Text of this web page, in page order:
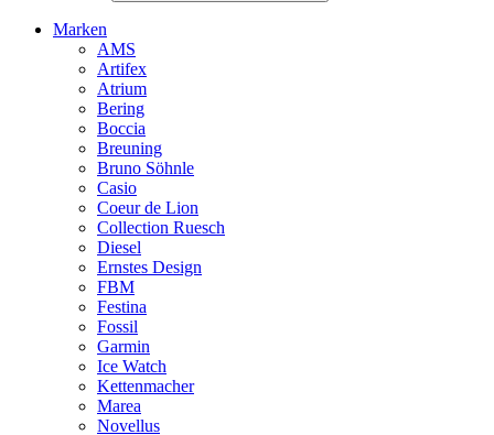
Marken
AMS
Artifex
Atrium
Bering
Boccia
Breuning
Bruno Söhnle
Casio
Coeur de Lion
Collection Ruesch
Diesel
Ernstes Design
FBM
Festina
Fossil
Garmin
Ice Watch
Kettenmacher
Marea
Novellus